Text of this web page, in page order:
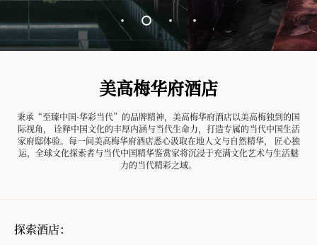
美高梅华府酒店
秉承“至臻中国·华彩当代”的品牌精神，美高梅华府酒店以美高梅独到的国
际视角， 诠释中国文化的丰厚内涵与当代生命力，打造专属的当代中国生活
家府邸体验。每一间美高梅华府酒店悉心汲取在地人文与自然精华， 匠心独
运，全球文化探索者与当代中国精华鉴赏家将沉浸于充满文化艺术与生活魅
力的当代精彩之域。
探索酒店：